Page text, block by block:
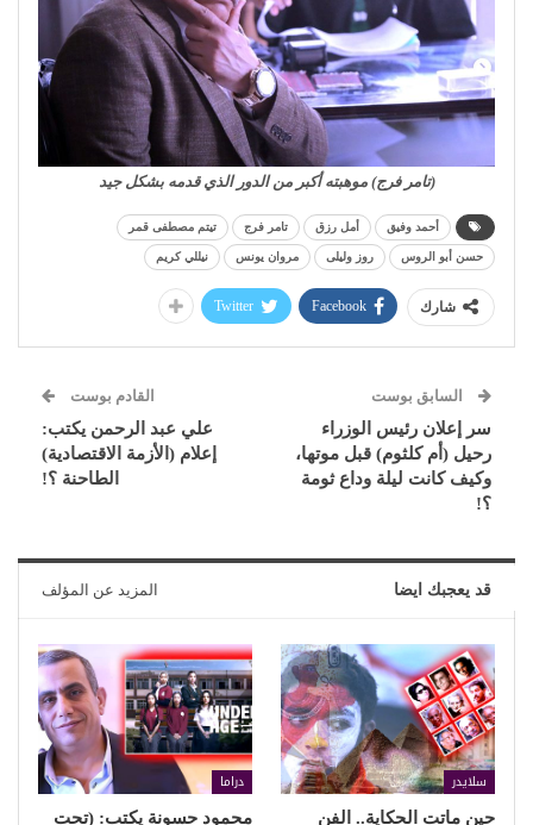
(تامر فرج) موهبته أكبر من الدور الذي قدمه بشكل جيد
أحمد وفيق أمل رزق تامر فرج تيتم مصطفى قمر
حسن أبو الروس روز وليلى مروان يونس نيللي كريم
شارك Facebook
Twitter
السابق بوست
سر إعلان رئيس الوزراء
رحيل (أم كلثوم) قبل موتها،
وكيف كانت ليلة وداع ثومة
؟!
القادم بوست
علي عبد الرحمن يكتب:
إعلام (الأزمة الاقتصادية)
الطاحنة ؟!
قد يعجبك ايضا المزيد عن المؤلف
سلايدر
حين ماتت الحكاية.. الفن
دراما
محمود حسونة يكتب: (تحت